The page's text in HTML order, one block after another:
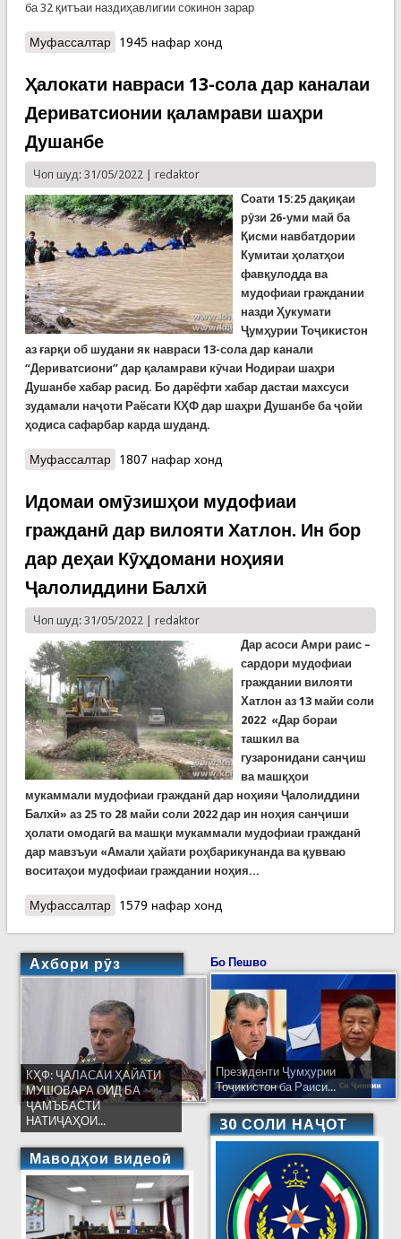
ба 32 қитъаи наздиҳавлигии сокинон зарар
Муфассалтаро Сел дар Ашт 7 пулро хароб кард
1945 нафар хонд
Ҳалокати навраси 13-сола дар каналаи
Дериватсионии қаламрави шаҳри
Душанбе
Чоп шуд: 31/05/2022 | redaktor
Соати 15:25 дақиқаи
рӯзи 26-уми май ба
Қисми навбатдории
Кумитаи ҳолатҳои
фавқулодда ва
мудофиаи граждании
назди Ҳукумати
Ҷумҳурии Тоҷикистон
аз ғарқи об шудани як навраси 13-сола дар канали
“Дериватсиони” дар қаламрави кӯчаи Нодираи шаҳри
Душанбе хабар расид. Бо дарёфти хабар дастаи махсуси
зудамали наҷоти Раёсати КҲФ дар шаҳри Душанбе ба ҷойи
ҳодиса сафарбар карда шуданд.
Муфассалтаро Ҳалокати навраси 13-сола дар каналаи
1807 нафар хонд
Идомаи омӯзишҳои мудофиаи
гражданӣ дар вилояти Хатлон. Ин бор
дар деҳаи Кӯҳдомани ноҳияи
Ҷалолиддини Балхӣ
Чоп шуд: 31/05/2022 | redaktor
Дар асоси Амри раис –
сардори мудофиаи
граждании вилояти
Хатлон аз 13 майи соли
2022 «Дар бораи
ташкил ва
гузаронидани санҷиш
ва машқҳои
мукаммали мудофиаи гражданӣ дар ноҳияи Ҷалолиддини
Балхӣ» аз 25 то 28 майи соли 2022 дар ин ноҳия санҷиши
ҳолати омодагӣ ва машқи мукаммали мудофиаи гражданӣ
дар мавзъуи «Амали ҳайати роҳбарикунанда ва қувваю
воситаҳои мудофиаи граждании ноҳия...
Муфассалтаро Идомаи омӯзишҳои мудофиаи гражданӣ дар
1579 нафар хонд
Ахбори рӯз
КҲФ: ҶАЛАСАИ ҲАЙАТИ
МУШОВАРА ОИД БА
ҶАМЪБАСТИ
НАТИҶАҲОИ...
Маводҳои видеоӣ
Бо Пешво
Президенти Ҷумҳурии
Тоҷикистон ба Раиси...
30 СОЛИ НАҶОТ